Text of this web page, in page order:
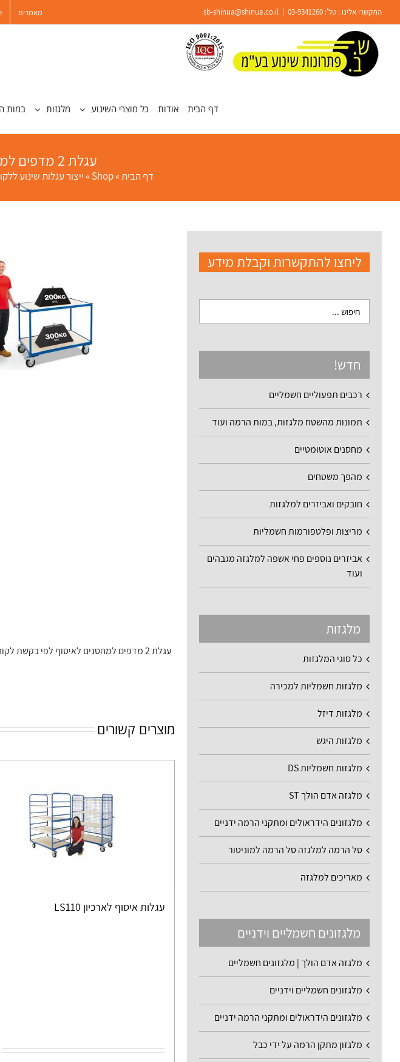
פתח סרגל נגישות
content
התקשרו אלינו : טל': 03-9341260
sb-shinua@shinua.co.il מאמרים
דף הבית אודות כל מוצרי השינוע מלגזות במות
עגלת 2 מדפים למחסנים לאיסוף LS111
דף הבית»
Shop
»ייצור עגלות שינוע
עגלת 2 מדפים למחסנים לאיסוף לפי בקשת לקוח
מוצרים קשורים
עגלות איסוף לארכיון LS110
ליחצו להתקשרות וקבלת מידע
חדש!
רכבים תפעוליים חשמליים
תמונות מהשטח מלגזות, במות הרמה ועוד
מחסנים אוטומטיים
מהפך משטחים
חובקים ואביזרים למלגזות
מריצות ופלטפורמות חשמליות
אביזרים נוספים פחי אשפה למלגזה מגבהים
ועוד
מלגזות
כל סוגי המלגזות
מלגזות חשמליות למכירה
מלגזות דיזל
מלגזות היגש
מלגזות חשמליות DS
מלגזה אדם הולך ST
מלגזונים הידראולים ומתקני הרמה ידניים
סל הרמה למלגזה סל הרמה למוניטור
מאריכים למלגזה
מלגזונים חשמליים וידניים
מלגזה אדם הולך | מלגזונים חשמליים
מלגזונים חשמליים וידניים
מלגזונים הידראולים ומתקני הרמה ידניים
מלגזון מתקן הרמה על ידי כבל